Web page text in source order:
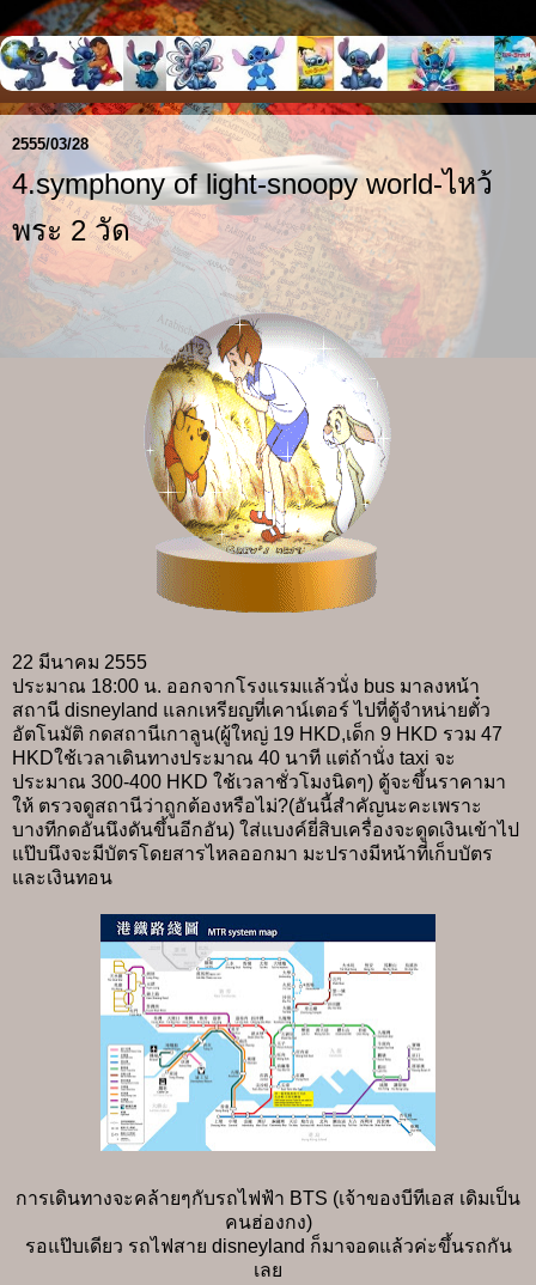
2555/03/28
4.symphony of light-snoopy world-ไหว้
พระ 2 วัด
22 มีนาคม 2555
ประมาณ 18:00 น. ออกจากโรงแรมแล้วนั่ง bus มาลงหน้า
สถานี disneyland แลกเหรียญที่เคาน์เตอร์ ไปที่ตู้จำหน่ายตั๋ว
อัตโนมัติ กดสถานีเกาลูน(ผู้ใหญ่ 19 HKD,เด็ก 9 HKD รวม 47
HKDใช้เวลาเดินทางประมาณ 40 นาที แต่ถ้านั่ง taxi จะ
ประมาณ 300-400 HKD ใช้เวลาชั่วโมงนิดๆ) ตู้จะขึ้นราคามา
ให้ ตรวจดูสถานีว่าถูกต้องหรือไม่?(อันนี้สำคัญนะคะเพราะ
บางทีกดอันนึงดันขึ้นอีกอัน) ใส่แบงค์ยี่สิบเครื่องจะดูดเงินเข้าไป
แป๊บนึงจะมีบัตรโดยสารไหลออกมา มะปรางมีหน้าที่เก็บบัตร
และเงินทอน
การเดินทางจะคล้ายๆกับรถไฟฟ้า BTS (เจ้าของบีทีเอส เดิมเป็น
คนฮ่องกง)
รอแป๊บเดียว รถไฟสาย disneyland ก็มาจอดแล้วค่ะขึ้นรถกัน
เลย